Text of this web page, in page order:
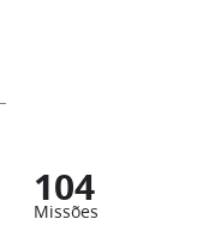
104
Missões